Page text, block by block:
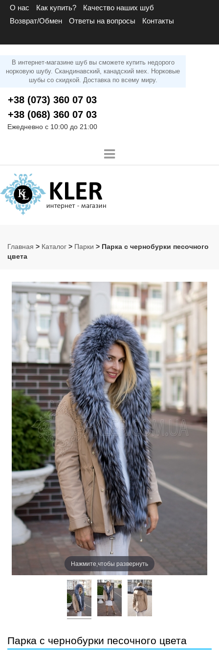
О нас Как купить?
Качество наших шуб
Возврат/Обмен
Ответы на вопросы Контакты
В интернет-магазине шуб вы сможете купить недорого
норковую шубу. Скандинавский, канадский мех. Норковые
шубы со скидкой. Доставка по всему миру.
+38 (073) 360 07 03
+38 (068) 360 07 03
Ежедневно с 10:00 до 21:00
Главная > Каталог > Парки > Парка с чернобурки песочного
цвета
Нажмите,чтобы развернуть
Парка с чернобурки песочного цвета